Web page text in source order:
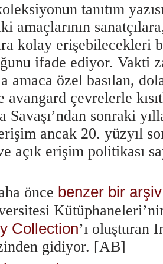
tanıtım
amaçlarının
kolay erişebilecekleri
ifade ediyor. Vakti
amaca özel basılan,
avangard çevrelerle
sonraki
ancak 20. yüzyıl
açık erişim politikası
önce benzer bir
Collection’ı oluşturan
gidiyor. [AB]